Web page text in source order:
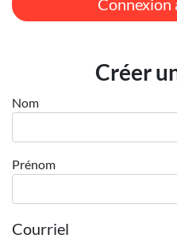
Publiez une offre d'emploi
Connexion
Créer
Nom
Prénom
Courriel